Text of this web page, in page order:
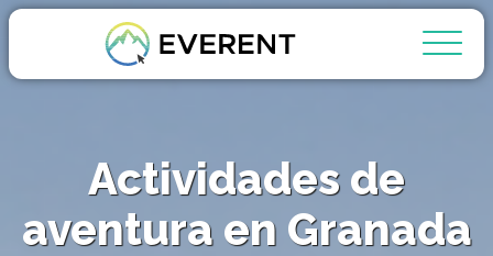
Actividades de
aventura en Granada